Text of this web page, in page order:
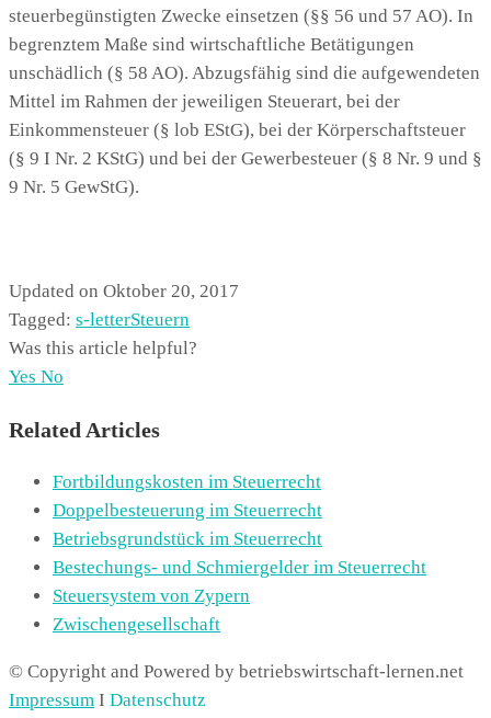
steuerbegünstigten Zwecke einsetzen (§§ 56 und 57 AO). In
begrenztem Maße sind wirtschaftliche Betätigungen
unschädlich (§ 58 AO). Abzugsfähig sind die aufgewendeten
Mittel im Rahmen der jeweiligen Steuerart, bei der
Einkommensteuer (§ lob EStG), bei der Körperschaftsteuer
(§ 9 I Nr. 2 KStG) und bei der Gewerbesteuer (§ 8 Nr. 9 und §
9 Nr. 5 GewStG).
Updated on Oktober 20, 2017
Tagged: s-letterSteuern
Was this article helpful?
Yes No
Related Articles
Fortbildungskosten im Steuerrecht
Doppelbesteuerung im Steuerrecht
Betriebsgrundstück im Steuerrecht
Bestechungs- und Schmiergelder im Steuerrecht
Steuersystem von Zypern
Zwischengesellschaft
© Copyright and Powered by betriebswirtschaft-lernen.net
Impressum I Datenschutz